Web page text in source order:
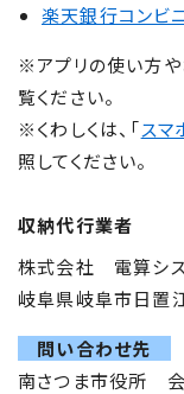
楽天銀行コンビ
※アプリの使い方
覧ください。
※くわしくは、「スマ
照してください。
収納代行業者
株式会社 電算シ
岐阜県岐阜市日置
問い合わせ先
南さつま市役所